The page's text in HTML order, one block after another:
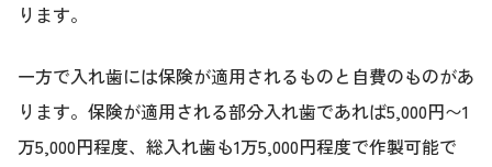
ります。
一方で入れ歯には保険が適用されるものと自費のものがあ
ります。保険が適用される部分入れ歯であれば5,000円〜1
万5,000円程度、総入れ歯も1万5,000円程度で作製可能で